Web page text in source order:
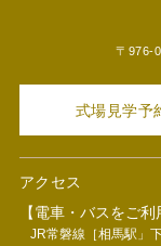
〒976-
式場見学予
アクセス
【電車・バスをご利
JR常磐線［相馬駅」